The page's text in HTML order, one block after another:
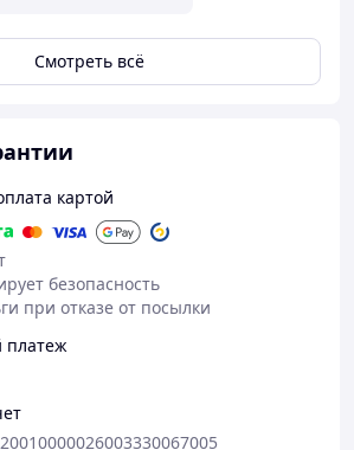
Смотреть всё
картой
безопасность
при отказе от посылки
платеж